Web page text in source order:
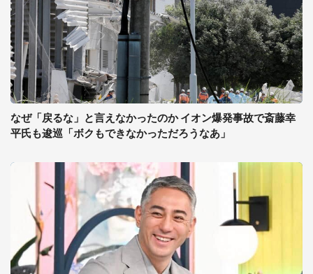
なぜ「戻るな」と言えなかったのか イオン爆発事故で斎藤幸
平氏も逡巡「ボクもできなかっただろうなあ」